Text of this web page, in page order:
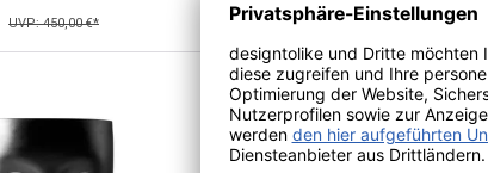
UVP: 450,00 €* ab 564,00 €* UVP: 752,00 €*